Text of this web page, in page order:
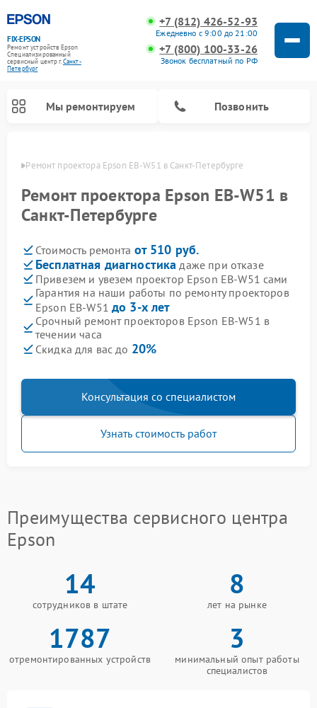
FIX-EPSON
Ремонт устройств Epson
Специализированный
cервисный центр г.Санкт-
Петербург
+7 (812) 426-52-93
Ежедневно с 9:00 до 21:00
+7 (800) 100-33-26
Звонок бесплатный по РФ
Мы ремонтируем Позвонить
Ремонт проектора Epson EB-W51 в Санкт-Петербурге
Ремонт проектора Epson EB-W51 в
Санкт-Петербурге
Стоимость ремонта от 510 руб.
Бесплатная диагностика даже при отказе
Привезем и увезем проектор Epson EB-W51 сами
Гарантия на наши работы по ремонту проекторов
Epson EB-W51 до 3-х лет
Срочный ремонт проекторов Epson EB-W51 в
течении часа
Скидка для вас до 20%
Консультация со специалистом
Узнать стоимость работ
Преимущества сервисного центра
Epson
14
сотрудников в штате
8
лет на рынке
1787
отремонтированных устройств
3
минимальный опыт работы
специалистов